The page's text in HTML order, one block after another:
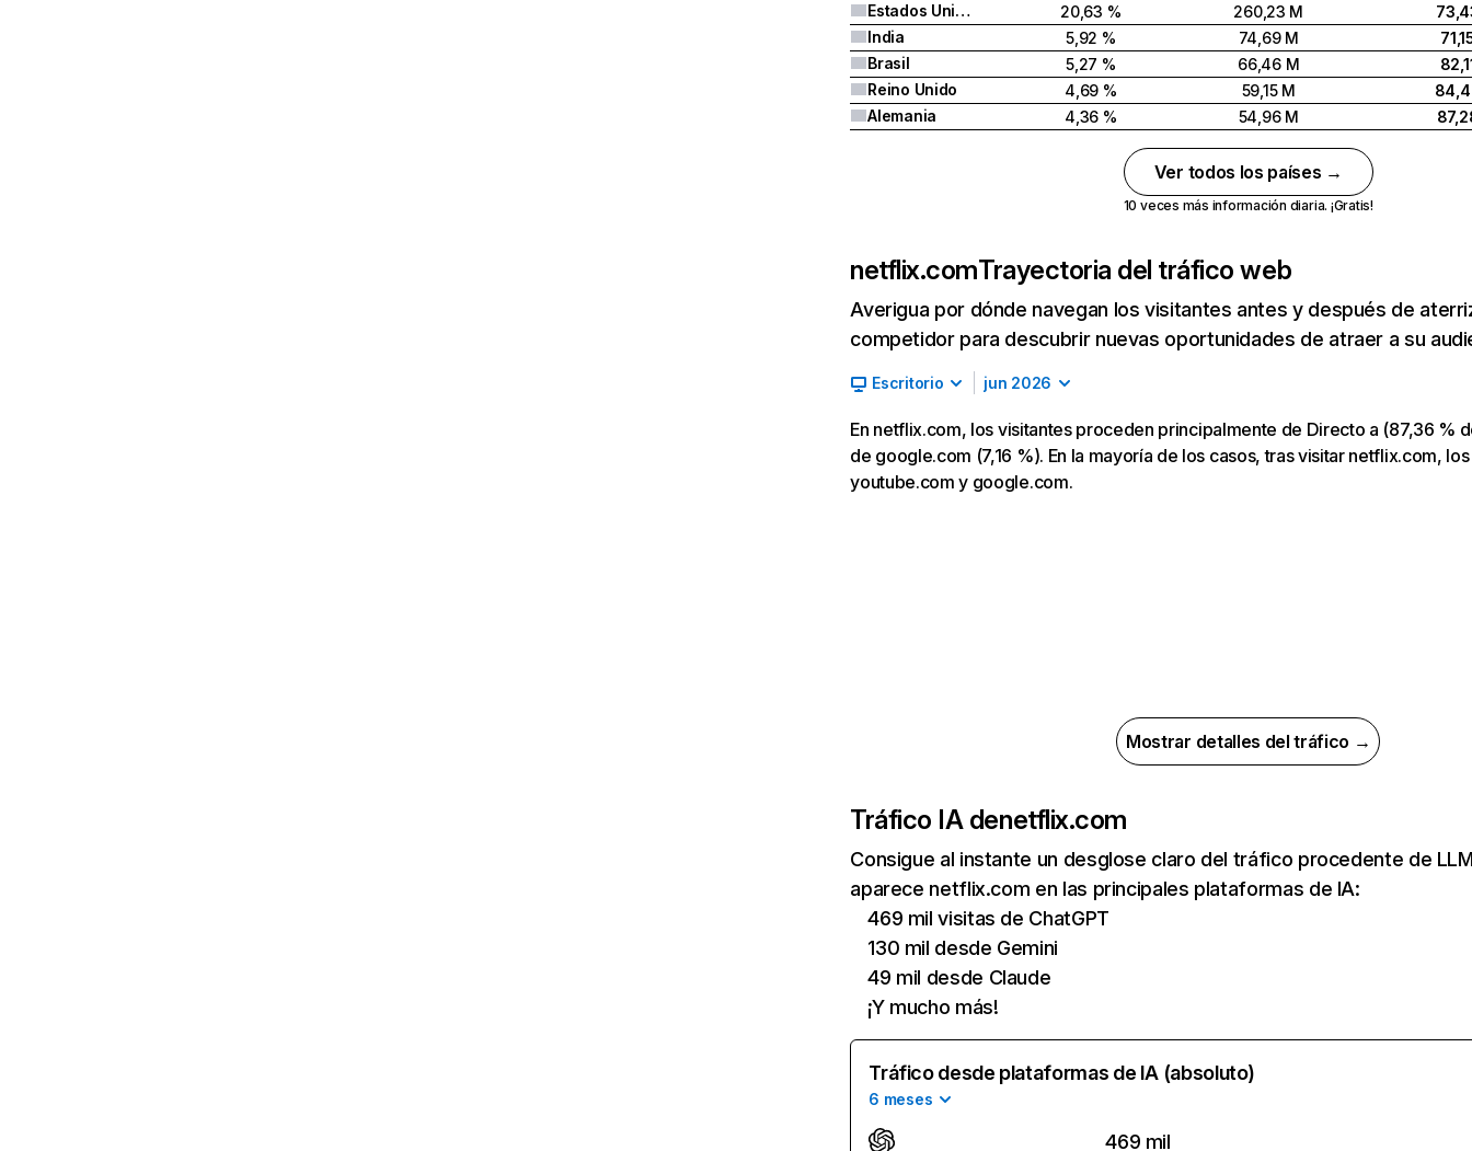
Estados Unidos
20,63 % 260,23 M
India
5,92 % 74,69 M
Brasil
5,27 % 66,46 M
Reino Unido
4,69 % 59,15 M
Alemania
4,36 % 54,96 M
Ver todos los países →
10 veces más información diaria. ¡Gratis!
netflix.comTrayectoria del tráfico web
Averigua por dónde navegan los visitantes antes y después de
competidor para descubrir nuevas oportunidades de atraer a su
Escritorio jun 2026
En netflix.com, los visitantes proceden principalmente de Directo a (87,36 %
de google.com (7,16 %). En la mayoría de los casos, tras visitar netflix.com,
youtube.com y google.com.
Mostrar detalles del tráfico →
Tráfico IA denetflix.com
Consigue al instante un desglose claro del tráfico procedente de
aparece netflix.com en las principales plataformas de IA:
469 mil visitas de ChatGPT
130 mil desde Gemini
49 mil desde Claude
¡Y mucho más!
Tráfico desde plataformas de IA (absoluto)
6 meses
469 mil